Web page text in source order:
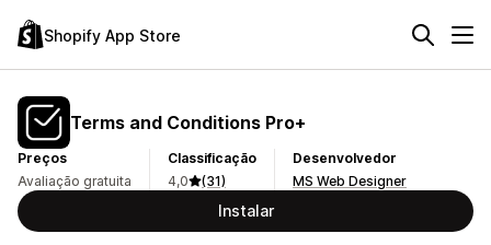
Shopify App Store
Terms and Conditions Pro+
Preços
Avaliação gratuita
Classificação
4,0
(31)
Desenvolvedor
MS Web Designer
Instalar